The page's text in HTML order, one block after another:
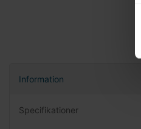
Information
Specifikationer